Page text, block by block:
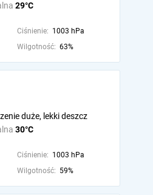
29°C
Ciśnienie: 1003 hPa
Wilgotność: 63%
30°C
duże, lekki deszcz
Ciśnienie: 1003 hPa
Wilgotność: 59%